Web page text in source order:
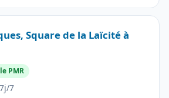
Square de la Laïcité à
PMR
7